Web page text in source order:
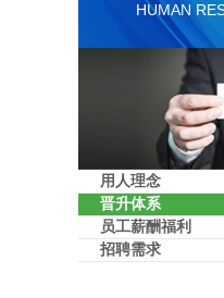
HUMAN
用人理念
晋升体系
员工薪酬福利
招聘需求